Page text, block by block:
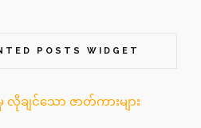
POSTS WIDGET
မှ လိုချင်သော ဇာတ်ကားများ